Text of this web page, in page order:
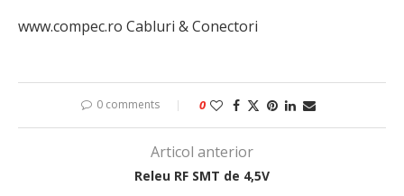
www.compec.ro Cabluri & Conectori
0 comments 0
Articol anterior
Releu RF SMT de 4,5V